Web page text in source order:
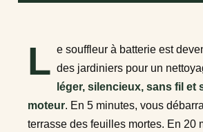
L
e souffleur à batterie est
des jardiniers pour un
léger, silencieux, sans fil et
moteur. En 5 minutes, vous
terrasse des feuilles mortes. En 20